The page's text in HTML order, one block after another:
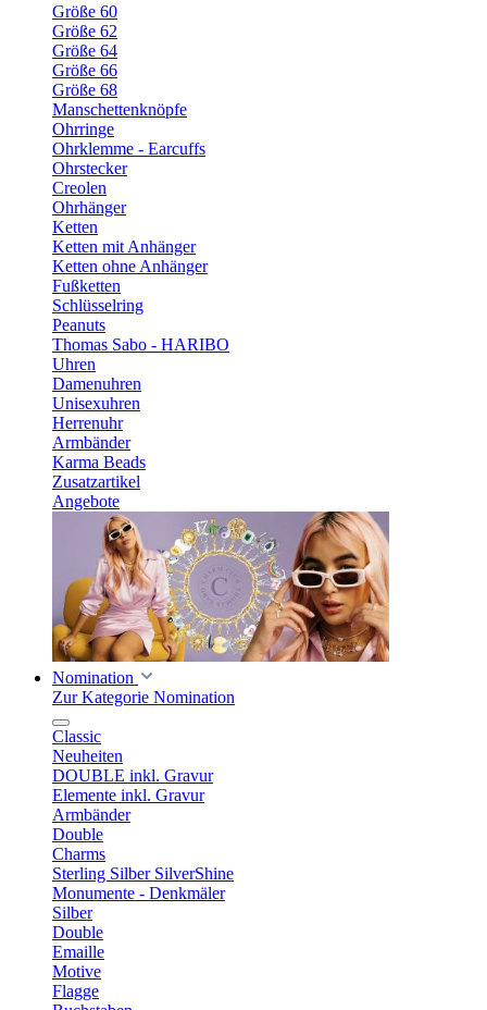
Größe 60
Größe 62
Größe 64
Größe 66
Größe 68
Manschettenknöpfe
Ohrringe
Ohrklemme - Earcuffs
Ohrstecker
Creolen
Ohrhänger
Ketten
Ketten mit Anhänger
Ketten ohne Anhänger
Fußketten
Schlüsselring
Peanuts
Thomas Sabo - HARIBO
Uhren
Damenuhren
Unisexuhren
Herrenuhr
Armbänder
Karma Beads
Zusatzartikel
Angebote
Nomination
Zur Kategorie Nomination
Classic
Neuheiten
DOUBLE inkl. Gravur
Elemente inkl. Gravur
Armbänder
Double
Charms
Sterling Silber SilverShine
Monumente - Denkmäler
Silber
Double
Emaille
Motive
Flagge